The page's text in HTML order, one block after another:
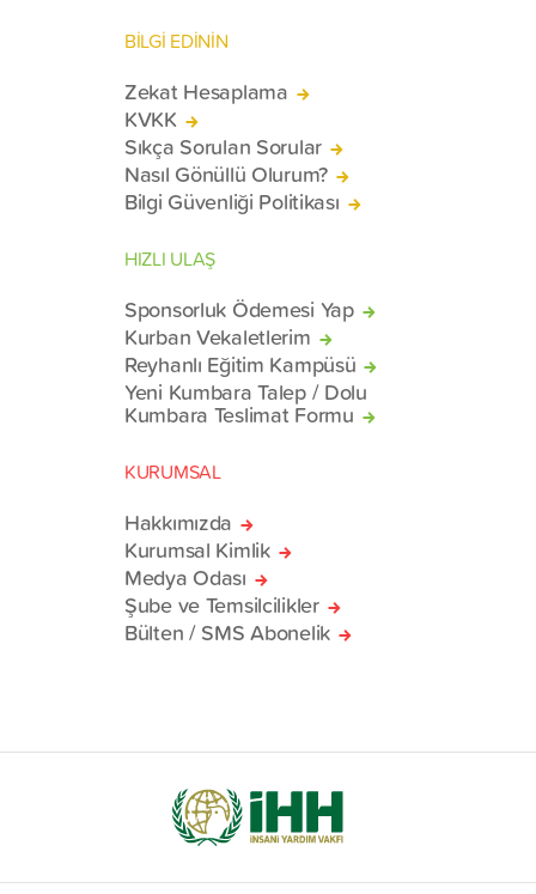
BİLGİ EDİNİN
Zekat Hesaplama
KVKK
Sıkça Sorulan Sorular
Nasıl Gönüllü Olurum?
Bilgi Güvenliği Politikası
HIZLI ULAŞ
Sponsorluk Ödemesi Yap
Kurban Vekaletlerim
Reyhanlı Eğitim Kampüsü
Yeni Kumbara Talep / Dolu
Kumbara Teslimat Formu
KURUMSAL
Hakkımızda
Kurumsal Kimlik
Medya Odası
Şube ve Temsilcilikler
Bülten / SMS Abonelik